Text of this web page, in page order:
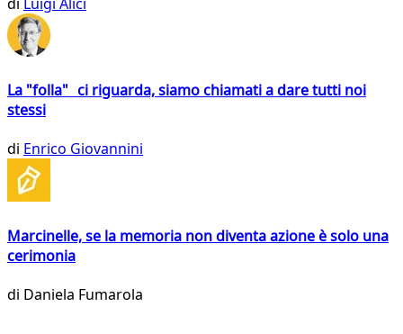
La "folla" ci riguarda, siamo chiamati a dare tutti noi
stessi
di Enrico Giovannini
Marcinelle, se la memoria non diventa azione è solo una
cerimonia
di Daniela Fumarola